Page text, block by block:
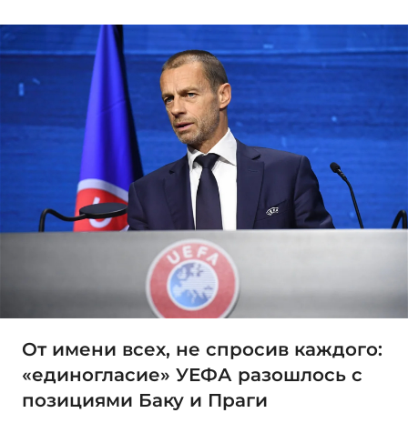
От имени всех, не спросив каждого:
«единогласие» УЕФА разошлось с
позициями Баку и Праги